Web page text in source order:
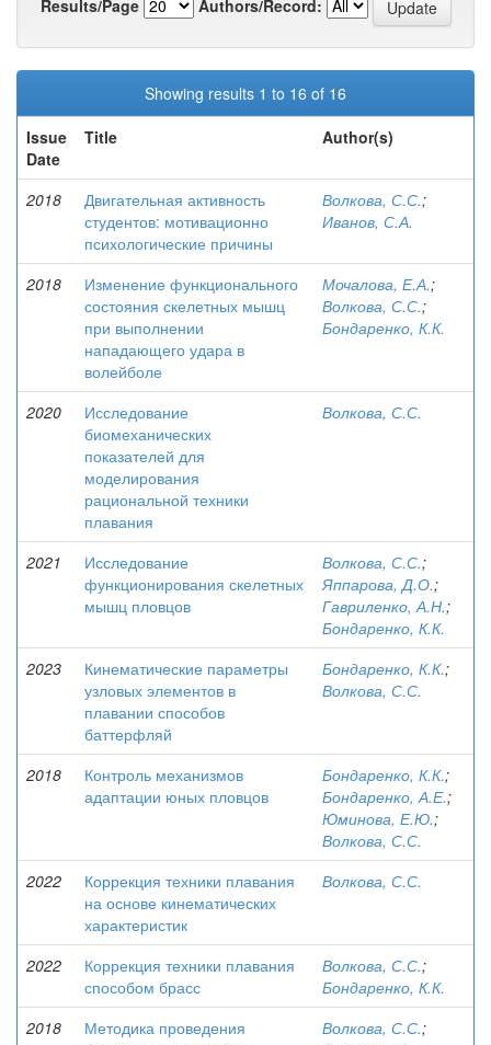
Results/Page
Authors/Record:
Showing results 1 to 16 of 16
Issue
Date
Title Author(s)
2018
Двигательная активность
студентов: мотивационно
психологические причины
Волкова, С.С.;
Иванов, С.А.
2018
Изменение функционального
состояния скелетных мышц
при выполнении
нападающего удара в
волейболе
Мочалова, Е.А.;
Волкова, С.С.;
Бондаренко, К.К.
2020
Исследование
биомеханических
показателей для
моделирования
рациональной техники
плавания
Волкова, С.С.
2021
Исследование
функционирования скелетных
мышц пловцов
Волкова, С.С.;
Яппарова, Д.О.;
Гавриленко, А.Н.;
Бондаренко, К.К.
2023
Кинематические параметры
узловых элементов в
плавании способов
баттерфляй
Бондаренко, К.К.;
Волкова, С.С.
2018
Контроль механизмов
адаптации юных пловцов
Бондаренко, К.К.;
Бондаренко, А.Е.;
Юминова, Е.Ю.;
Волкова, С.С.
2022
Коррекция техники плавания
на основе кинематических
характеристик
Волкова, С.С.
2022
Коррекция техники плавания
способом брасс
Волкова, С.С.;
Бондаренко, К.К.
2018
Методика проведения
Волкова, С.С.;